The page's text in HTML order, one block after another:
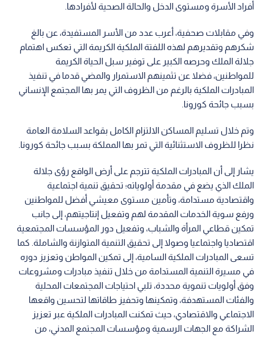
أفراد الأسرة ومستوى الدخل والحالة الصحية لأفرادها.
وفي مقابلات صحفية، أعرب عدد من الأسر المستفيدة، عن بالغ
شكرهم وتقديرهم لهذه اللفتة الملكية الكريمة التي تعكس اهتمام
جلالة الملك وحرصه الكبير على توفير سبل الحياة الكريمة
للمواطنين، فضلا عن تثمينهم الاستمرار والمضي قدما في تنفيذ
المبادرات الملكية بالرغم من الظروف التي يمر بها المجتمع الإنساني
بسبب جائحة كورونا.
وتم خلال تسليم المساكن الالتزام الكامل بقواعد السلامة العامة
نظرا للظروف الاستثنائية التي تمر بها المملكة بسبب جائحة كورونا.
يشار إلى أن المبادرات الملكية تترجم على أرض الواقع رؤى جلالة
الملك الذي يضع في مقدمة أولوياته؛ تحقيق تنمية اجتماعية
واقتصادية مستدامة، وتأمين مستوى معيشي أفضل للمواطنين
ورفع سوية الخدمات المقدمة لهم وتفعيل إنتاجيتهم، إلى جانب
تمكين قطاعي المرأة والشباب، وتفعيل دور المؤسسات المجتمعية
اقتصاديا واجتماعيا وصولا إلى تحقيق التنمية المتوازنة والشاملة. كما
تسعى المبادرات الملكية السامية، إلى تمكين المواطن وتعزيز دوره
في مسيرة التنمية المستدامة من خلال تنفيذ مبادرات ومشروعات
وفق أولويات تنموية محددة، تلبي احتياجات المجتمعات المحلية
والفئات المستهدفة، وتمكينها وتحفيز طاقاتها لتحسين واقعها
الاجتماعي والاقتصادي، حيث تمكنت المبادرات الملكية عبر تعزيز
الشراكة مع الجهات الرسمية ومؤسسات المجتمع المدني، من